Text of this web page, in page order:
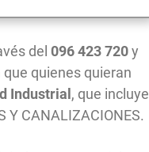
del 096 423 720y
quienes quieran
Industrial, que incluye
Y CANALIZACIONES.